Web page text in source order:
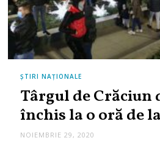
ȘTIRI NAȚIONALE
Târgul de Crăciun
închis la o oră de
NOIEMBRIE 29, 2020